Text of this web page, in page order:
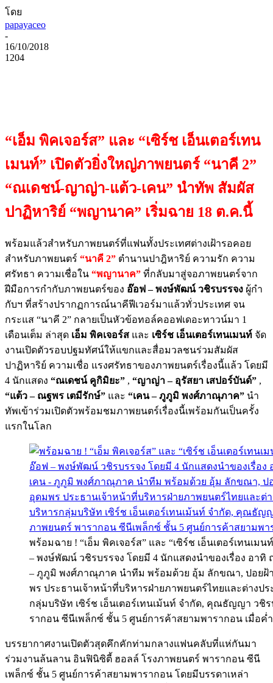
โดย
papayaceo
-
16/10/2018
1204
“เอ็ม พิคเจอร์ส” และ “เซิร์ช เอ็นเตอร์เทน
เมนท์” เปิดตัวยิ่งใหญ่ภาพยนตร์ “นาคี 2”
“ณเดชน์-ญาญ่า-แต้ว-เคน” นำทัพ สัมผัส
ปาฏิหาริย์ “พญานาค” เริ่มฉาย 18 ต.ค.นี้
พร้อมแล้วสำหรับภาพยนตร์ที่แฟนทั้งประเทศต่างเฝ้ารอคอย
สำหรับภาพยนตร์ “นาคี 2” ตำนานปาฎิหาริย์ ความรัก ความ
ศรัทธา ความเชื่อใน “พญานาค” ที่กลับมาสู่จอภาพยนตร์จาก
ฝีมือการกำกับภาพยนตร์ของ อ๊อฟ– พงษ์พัฒน์ วชิรบรรจง ผู้กำ
กับฯ ที่สร้างปรากฏการณ์นาคีฟีเวอร์มาแล้วทั่วประเทศ จน
กระแส “นาคี 2” กลายเป็นหัวข้อทอล์คออฟเดอะทาวน์มา 1
เดือนเต็ม ล่าสุด เอ็ม พิคเจอร์ส และ เซิร์ช เอ็นเตอร์เทนเมนท์ จัด
งานเปิดตัวรอบปฐมทัศน์ให้แขกและสื่อมวลชนร่วมสัมผัส
ปาฏิหาริย์ ความเชื่อ แรงศรัทธาของภาพยนตร์เรื่องนี้แล้ว โดยมี
4 นักแสดง “ณเดชน์ คูกิมิยะ” , “ญาญ่า – อุรัสยา เสปอร์บันด์” ,
“แต้ว– ณฐพร เตมีรักษ์” และ “เคน– ภูภูมิ พงศ์ภาณุภาค” นำ
ทัพเข้าร่วมเปิดตัวพร้อมชมภาพยนตร์เรื่องนี้เพร้อมกันเป็นครั้ง
แรกในโลก
พร้อมฉาย ! “เอ็ม พิคเจอร์ส” และ “เซิร์ช เอ็นเตอร์เทนเ
– พงษ์พัฒน์ วชิรบรรจง โดยมี 4 นักแสดงนำของเรื่อง อา
– ภูภูมิ พงศ์ภาณุภาค นำทีม พร้อมด้วย อุ้ม ลักขณา, ปอยฝ้
พร ประธานเจ้าหน้าที่บริหารฝ่ายภาพยนตร์ไทยและต่างป
กลุ่มบริษัท เซิร์ช เอ็นเตอร์เทนเม้นท์ จำกัด, คุณธัญญา ว
รากอน ซีนีเพล็กซ์ ชั้น 5 ศูนย์การค้าสยามพารากอน เมื่อค่
บรรยากาศงานเปิดตัวสุดคึกคักท่ามกลางแฟนคลับที่แห่กันมา
ร่วมงานล้นลาน อินฟินิซิตี้ ฮอลล์ โรงภาพยนตร์ พารากอน ซีนี
เพล็กซ์ ชั้น 5 ศูนย์การค้าสยามพารากอน โดยมีบรรดาเหล่า